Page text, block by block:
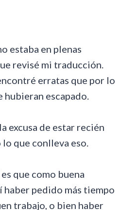
estaba en plenas
revisé mi traducción.
erratas que por lo
hubieran escapado.
excusa de estar recién
que conlleva eso.
que como buena
pedido más tiempo
trabajo, o bien haber